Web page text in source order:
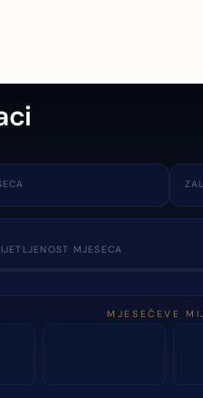
MJESECA
MJESEČEVE